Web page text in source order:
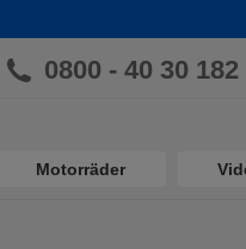
0800 - 40 30 182
Motorräder